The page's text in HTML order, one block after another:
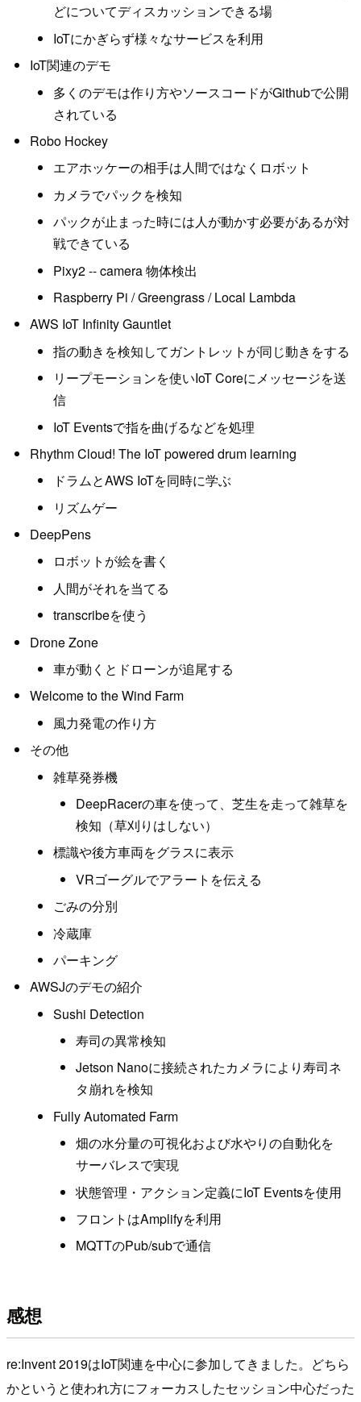
どについてディスカッションできる場
IoTにかぎらず様々なサービスを利用
IoT関連のデモ
多くのデモは作り方やソースコードがGithubで公開
されている
Robo Hockey
エアホッケーの相手は人間ではなくロボット
カメラでパックを検知
パックが止まった時には人が動かす必要があるが対
戦できている
Pixy2 -- camera 物体検出
Raspberry Pi / Greengrass / Local Lambda
AWS IoT Infinity Gauntlet
指の動きを検知してガントレットが同じ動きをする
リープモーションを使いIoT Coreにメッセージを送
信
IoT Eventsで指を曲げるなどを処理
Rhythm Cloud! The IoT powered drum learning
ドラムとAWS IoTを同時に学ぶ
リズムゲー
DeepPens
ロボットが絵を書く
人間がそれを当てる
transcribeを使う
Drone Zone
車が動くとドローンが追尾する
Welcome to the Wind Farm
風力発電の作り方
その他
雑草発券機
DeepRacerの車を使って、芝生を走って雑草を
検知（草刈りはしない）
標識や後方車両をグラスに表示
VRゴーグルでアラートを伝える
ごみの分別
冷蔵庫
パーキング
AWSJのデモの紹介
Sushi Detection
寿司の異常検知
Jetson Nanoに接続されたカメラにより寿司ネ
タ崩れを検知
Fully Automated Farm
畑の水分量の可視化および水やりの自動化を
サーバレスで実現
状態管理・アクション定義にIoT Eventsを使用
フロントはAmplifyを利用
MQTTのPub/subで通信
感想
re:Invent 2019はIoT関連を中心に参加してきました。どちら
かというと使われ方にフォーカスしたセッション中心だった